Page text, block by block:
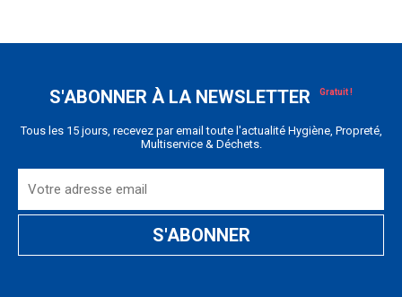
S'ABONNER À LA NEWSLETTER
Tous les 15 jours, recevez par email toute l'actualité Hygiène, Propreté,
Multiservice & Déchets.